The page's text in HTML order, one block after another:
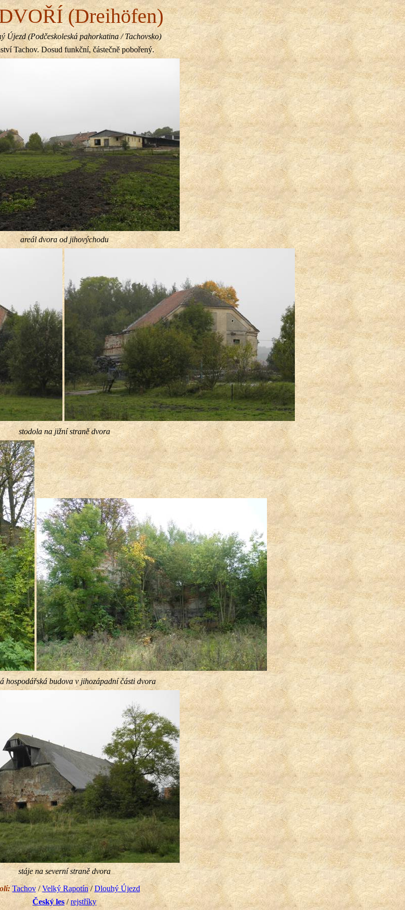
(Dreihöfen)
Újezd (Podčeskoleská pahorkatina / Tachovsko)
Tachov. Dosud funkční, částečně pobořený.
areál dvora od jihovýchodu
stodola na jižní straně dvora
hospodářská budova v jihozápadní části dvora
stáje na severní straně dvora
Tachov/Velký Rapotín/Dlouhý Újezd
Český les/rejstříky